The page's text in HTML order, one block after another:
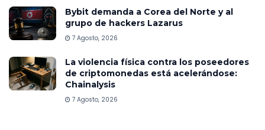
Bybit demanda a Corea del Norte y al
grupo de hackers Lazarus
7 Agosto, 2026
La violencia física contra los poseedores
de criptomonedas está acelerándose:
Chainalysis
7 Agosto, 2026